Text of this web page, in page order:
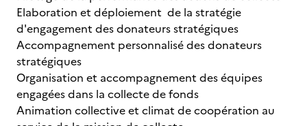
Elaboration et déploiement de la stratégie
d'engagement des donateurs stratégiques
Accompagnement personnalisé des donateurs
stratégiques
Organisation et accompagnement des équipes
engagées dans la collecte de fonds
Animation collective et climat de coopération au